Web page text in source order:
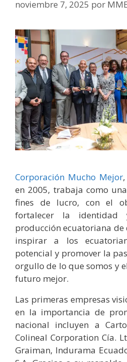
noviembre 7, 2025 por
Corporación Mucho Mejor
en 2005, trabaja como
fines de lucro, con el
fortalecer la
producción ecuatoriana de
inspirar a los
potencial y promover la
orgullo de lo que somos y
futuro mejor.
Las primeras empresas
en la importancia de
nacional incluyen a
Colineal Corporation Cía.
Graiman, Indurama